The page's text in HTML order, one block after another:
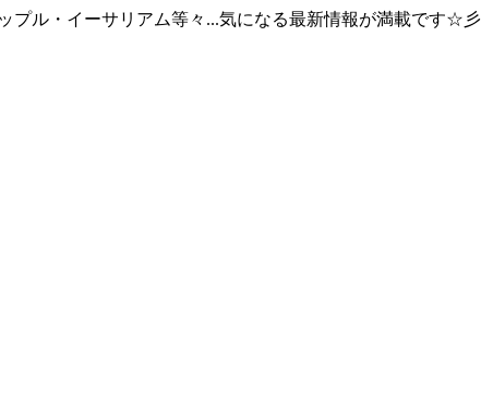
プル・イーサリアム等々...気になる最新情報が満載です☆彡